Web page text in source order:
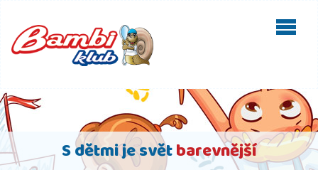
S dětmi je světbarevnější